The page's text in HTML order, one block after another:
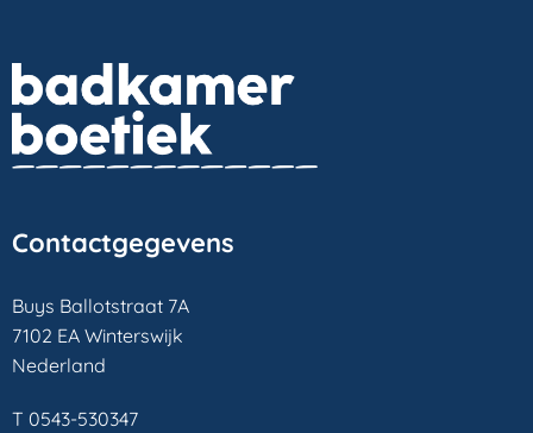
Contactgegevens
Buys Ballotstraat 7A
7102 EA Winterswijk
Nederland
T 0543-530347